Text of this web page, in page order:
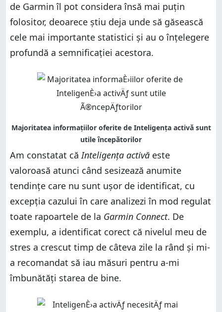
de Garmin îl pot considera însă mai puțin
folositor, deoarece știu deja unde să găsească
cele mai importante statistici și au o înțelegere
profundă a semnificației acestora.
Am constatat căInteligența activă este
valoroasă atunci când sesizează anumite
tendințe care nu sunt ușor de identificat, cu
excepția cazului în care analizezi în mod regulat
toate rapoartele de la Garmin Connect. De
exemplu, a identificat corect că nivelul meu de
stres a crescut timp de câteva zile la rând și mi-
a recomandat să iau măsuri pentru a-mi
îmbunătăți starea de bine.